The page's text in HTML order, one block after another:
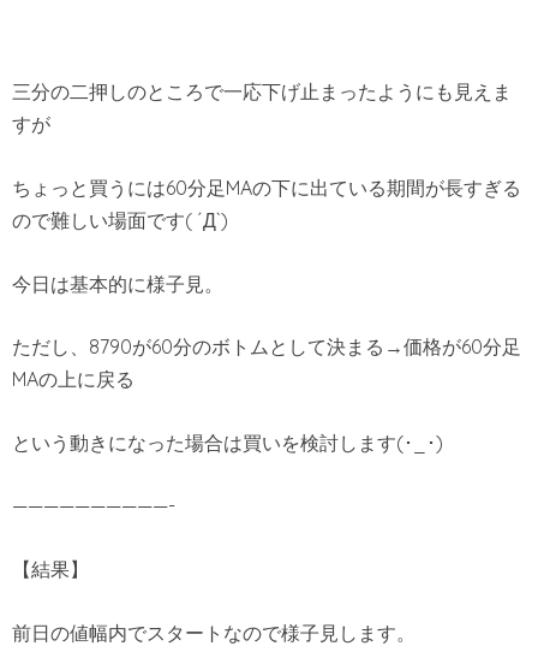
三分の二押しのところで一応下げ止まったようにも見えま
すが
ちょっと買うには60分足MAの下に出ている期間が長すぎる
ので難しい場面です( ´Д`)
今日は基本的に様子見。
ただし、8790が60分のボトムとして決まる→価格が60分足
MAの上に戻る
という動きになった場合は買いを検討します(･_･)
——————————-
【結果】
前日の値幅内でスタートなので様子見します。